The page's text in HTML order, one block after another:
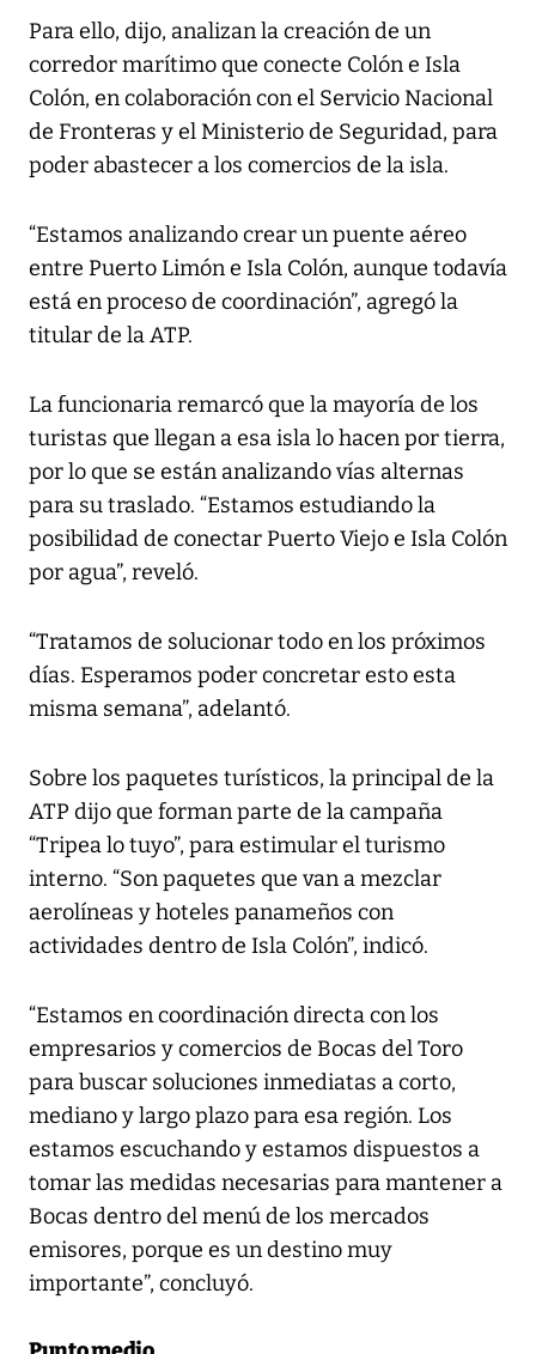
Para ello, dijo, analizan la creación de un
corredor marítimo que conecte Colón e Isla
Colón, en colaboración con el Servicio Nacional
de Fronteras y el Ministerio de Seguridad, para
poder abastecer a los comercios de la isla.
“Estamos analizando crear un puente aéreo
entre Puerto Limón e Isla Colón, aunque todavía
está en proceso de coordinación”, agregó la
titular de la ATP.
La funcionaria remarcó que la mayoría de los
turistas que llegan a esa isla lo hacen por tierra,
por lo que se están analizando vías alternas
para su traslado. “Estamos estudiando la
posibilidad de conectar Puerto Viejo e Isla Colón
por agua”, reveló.
“Tratamos de solucionar todo en los próximos
días. Esperamos poder concretar esto esta
misma semana”, adelantó.
Sobre los paquetes turísticos, la principal de la
ATP dijo que forman parte de la campaña
“Tripea lo tuyo”, para estimular el turismo
interno. “Son paquetes que van a mezclar
aerolíneas y hoteles panameños con
actividades dentro de Isla Colón”, indicó.
“Estamos en coordinación directa con los
empresarios y comercios de Bocas del Toro
para buscar soluciones inmediatas a corto,
mediano y largo plazo para esa región. Los
estamos escuchando y estamos dispuestos a
tomar las medidas necesarias para mantener a
Bocas dentro del menú de los mercados
emisores, porque es un destino muy
importante”, concluyó.